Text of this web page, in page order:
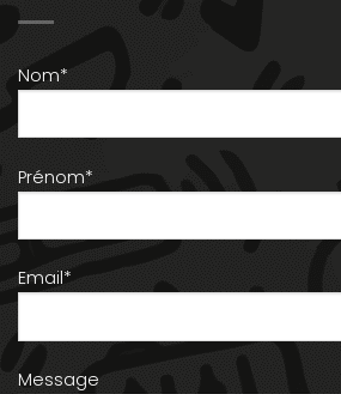
Nom*
Prénom*
Email*
Message